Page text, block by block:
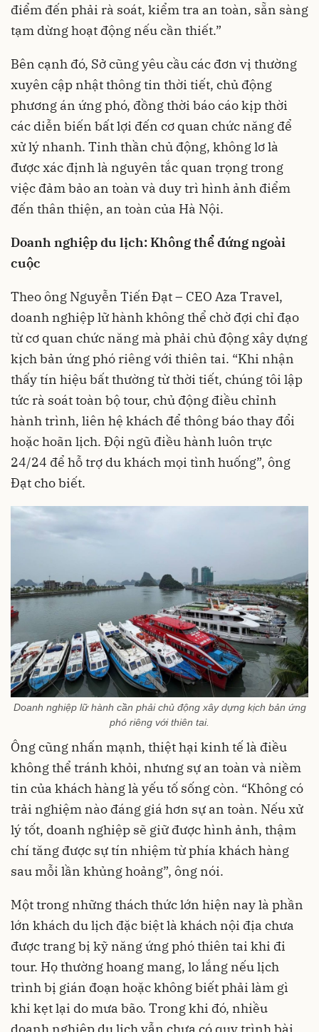
điểm đến phải rà soát, kiểm tra an toàn, sẵn sàng
tạm dừng hoạt động nếu cần thiết.”
Bên cạnh đó, Sở cũng yêu cầu các đơn vị thường
xuyên cập nhật thông tin thời tiết, chủ động
phương án ứng phó, đồng thời báo cáo kịp thời
các diễn biến bất lợi đến cơ quan chức năng để
xử lý nhanh. Tinh thần chủ động, không lơ là
được xác định là nguyên tắc quan trọng trong
việc đảm bảo an toàn và duy trì hình ảnh điểm
đến thân thiện, an toàn của Hà Nội.
Doanh nghiệp du lịch: Không thể đứng ngoài
cuộc
Theo ông Nguyễn Tiến Đạt – CEO Aza Travel,
doanh nghiệp lữ hành không thể chờ đợi chỉ đạo
từ cơ quan chức năng mà phải chủ động xây dựng
kịch bản ứng phó riêng với thiên tai. “Khi nhận
thấy tín hiệu bất thường từ thời tiết, chúng tôi lập
tức rà soát toàn bộ tour, chủ động điều chỉnh
hành trình, liên hệ khách để thông báo thay đổi
hoặc hoãn lịch. Đội ngũ điều hành luôn trực
24/24 để hỗ trợ du khách mọi tình huống”, ông
Đạt cho biết.
Doanh nghiệp lữ hành cần phải chủ động xây dựng kịch bản ứng
phó riêng với thiên tai.
Ông cũng nhấn mạnh, thiệt hại kinh tế là điều
không thể tránh khỏi, nhưng sự an toàn và niềm
tin của khách hàng là yếu tố sống còn. “Không có
trải nghiệm nào đáng giá hơn sự an toàn. Nếu xử
lý tốt, doanh nghiệp sẽ giữ được hình ảnh, thậm
chí tăng được sự tín nhiệm từ phía khách hàng
sau mỗi lần khủng hoảng”, ông nói.
Một trong những thách thức lớn hiện nay là phần
lớn khách du lịch đặc biệt là khách nội địa chưa
được trang bị kỹ năng ứng phó thiên tai khi đi
tour. Họ thường hoang mang, lo lắng nếu lịch
trình bị gián đoạn hoặc không biết phải làm gì
khi kẹt lại do mưa bão. Trong khi đó, nhiều
doanh nghiệp du lịch vẫn chưa có quy trình bài